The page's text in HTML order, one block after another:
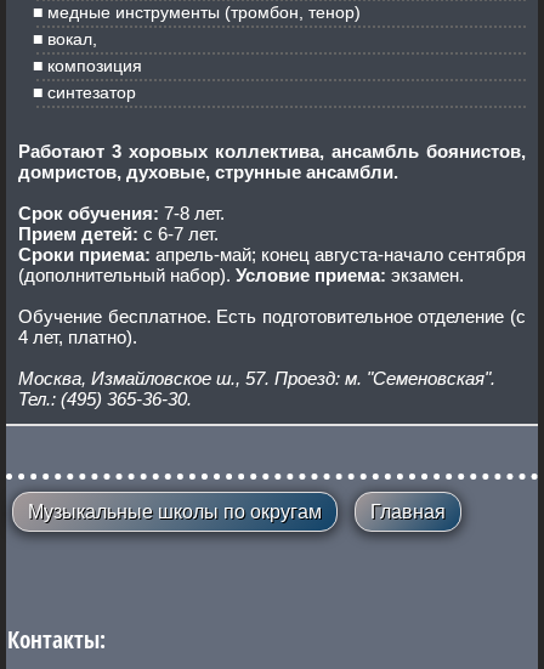
медные инструменты (тромбон, тенор)
вокал,
композиция
синтезатор
Работают 3 хоровых коллектива, ансамбль боянистов,
домристов, духовые, струнные ансамбли.
Срок обучения: 7-8 лет.
Прием детей: с 6-7 лет.
Сроки приема: апрель-май; конец августа-начало сентября
(дополнительный набор). Условие приема: экзамен.
Обучение бесплатное. Есть подготовительное отделение (с
4 лет, платно).
Москва, Измайловское ш., 57. Проезд: м. "Семеновская".
Тел.: (495) 365-36-30.
Музыкальные школы по округам Главная
Контакты: